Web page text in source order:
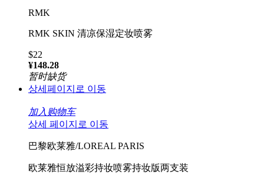
RMK
RMK SKIN 清凉保湿定妆喷雾
$22
¥148.28
暂时缺货
상세페이지로 이동
加入购物车
상세 페이지로 이동
巴黎欧莱雅/LOREAL PARIS
欧莱雅恒放溢彩持妆喷雾持妆版两支装